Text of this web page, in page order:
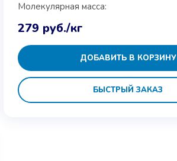
Молекулярная масса:
279 руб./кг
ДОБАВИТЬ В КОРЗИНУ
БЫСТРЫЙ ЗАКАЗ